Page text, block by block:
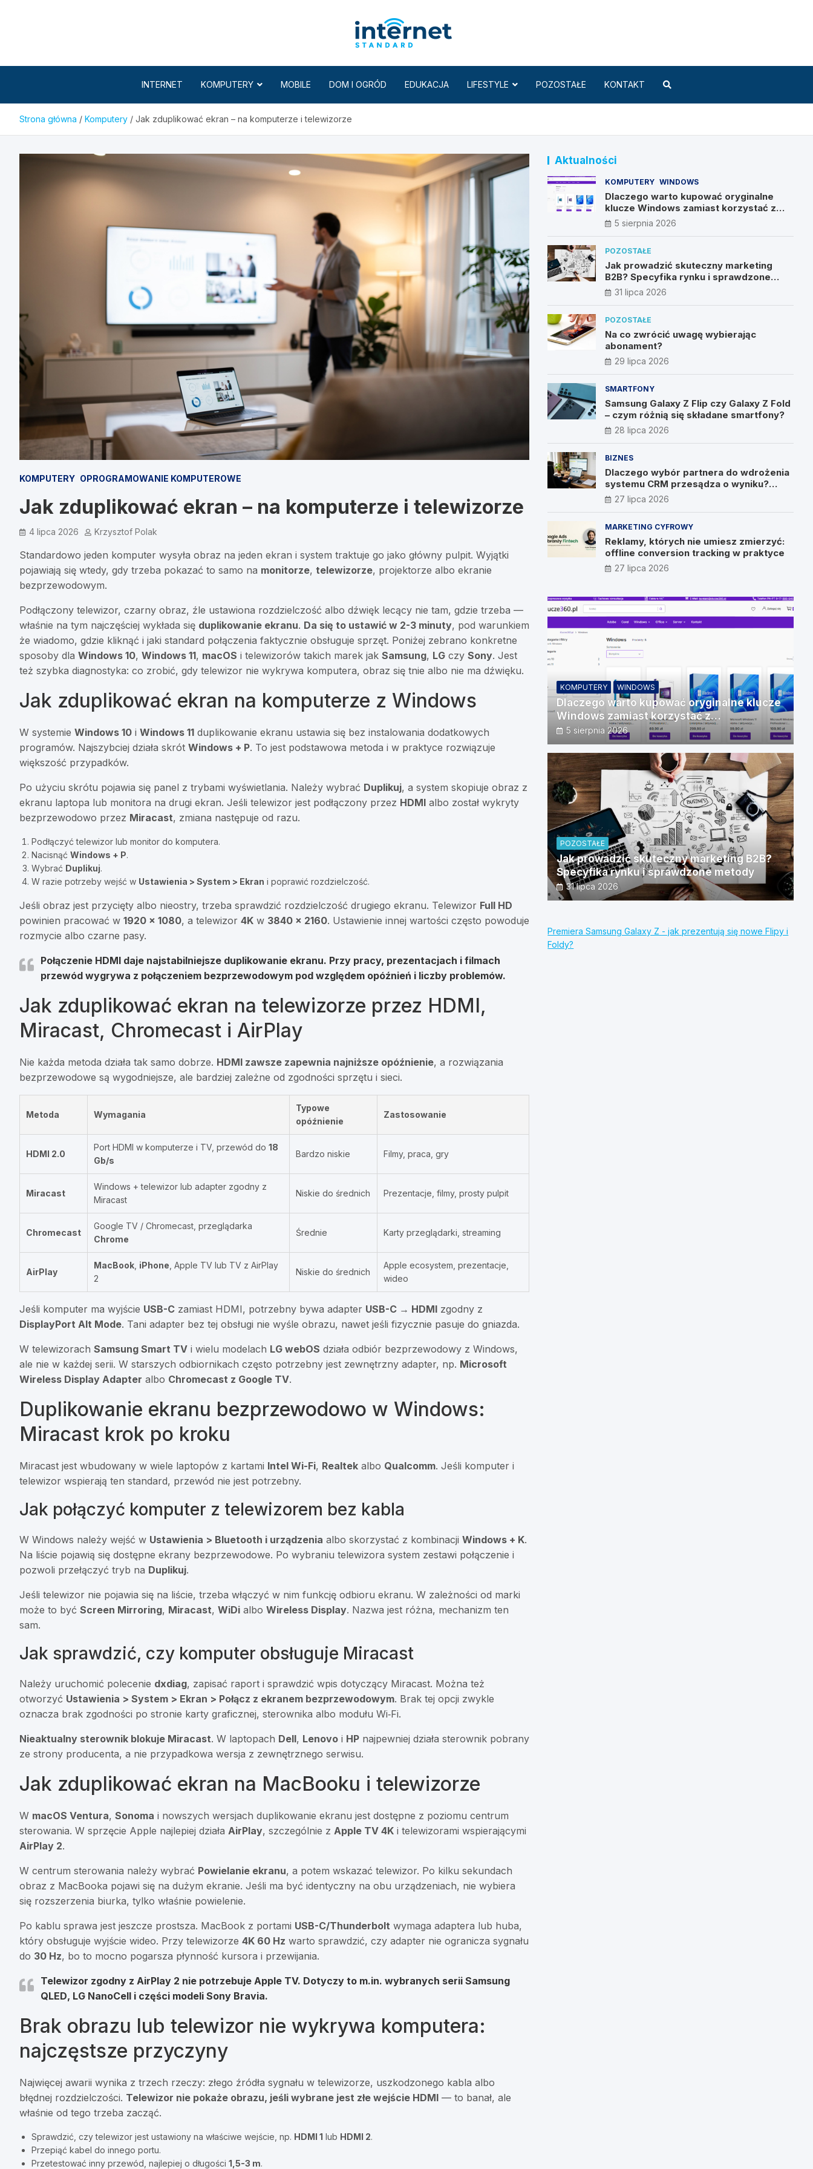
INTERNET KOMPUTERY MOBILE DOM I OGRÓD EDUKACJA LIFESTYLE POZOSTAŁE KONTAKT
Strona główna Komputery Jak zduplikować ekran – na komputerze i telewizorze
KOMPUTERY OPROGRAMOWANIE KOMPUTEROWE
Jak zduplikować ekran – na komputerze i telewizorze
4 lipca 2026 Krzysztof Polak
Standardowo jeden komputer wysyła obraz na jeden ekran i system traktuje go jako główny pulpit. Wyjątki
pojawiają się wtedy, gdy trzeba pokazać to samo na monitorze, telewizorze, projektorze albo ekranie
bezprzewodowym.
Podłączony telewizor, czarny obraz, źle ustawiona rozdzielczość albo dźwięk lecący nie tam, gdzie trzeba —
właśnie na tym najczęściej wykłada się duplikowanie ekranu. Da się to ustawić w 2-3 minuty, pod warunkiem
że wiadomo, gdzie kliknąć i jaki standard połączenia faktycznie obsługuje sprzęt. Poniżej zebrano konkretne
sposoby dla Windows 10, Windows 11, macOS i telewizorów takich marek jak Samsung, LG czy Sony. Jest
też szybka diagnostyka: co zrobić, gdy telewizor nie wykrywa komputera, obraz się tnie albo nie ma dźwięku.
Jak zduplikować ekran na komputerze z Windows
W systemie Windows 10 i Windows 11 duplikowanie ekranu ustawia się bez instalowania dodatkowych
programów. Najszybciej działa skrót Windows + P. To jest podstawowa metoda i w praktyce rozwiązuje
większość przypadków.
Po użyciu skrótu pojawia się panel z trybami wyświetlania. Należy wybrać Duplikuj, a system skopiuje obraz z
ekranu laptopa lub monitora na drugi ekran. Jeśli telewizor jest podłączony przez HDMI albo został wykryty
bezprzewodowo przez Miracast, zmiana następuje od razu.
Podłączyć telewizor lub monitor do komputera.
Nacisnąć Windows + P.
Wybrać Duplikuj.
W razie potrzeby wejść w Ustawienia > System > Ekran i poprawić rozdzielczość.
Jeśli obraz jest przycięty albo nieostry, trzeba sprawdzić rozdzielczość drugiego ekranu. Telewizor Full HD
powinien pracować w 1920 × 1080, a telewizor 4K w 3840 × 2160. Ustawienie innej wartości często powoduje
rozmycie albo czarne pasy.
Połączenie HDMI daje najstabilniejsze duplikowanie ekranu. Przy pracy, prezentacjach i filmach
przewód wygrywa z połączeniem bezprzewodowym pod względem opóźnień i liczby problemów.
Jak zduplikować ekran na telewizorze przez HDMI,
Miracast, Chromecast i AirPlay
Nie każda metoda działa tak samo dobrze. HDMI zawsze zapewnia najniższe opóźnienie, a rozwiązania
bezprzewodowe są wygodniejsze, ale bardziej zależne od zgodności sprzętu i sieci.
Metoda Wymagania
Typowe
opóźnienie
Zastosowanie
HDMI 2.0
Port HDMI w komputerze i TV, przewód do 18
Gb/s
Bardzo niskie Filmy, praca, gry
Miracast
Windows + telewizor lub adapter zgodny z
Miracast
Niskie do średnich Prezentacje, filmy, prosty pulpit
Chromecast
Google TV / Chromecast, przeglądarka
Chrome
Średnie Karty przeglądarki, streaming
AirPlay
MacBook, iPhone, Apple TV lub TV z AirPlay
2
Niskie do średnich
Apple ecosystem, prezentacje,
wideo
Jeśli komputer ma wyjście USB-C zamiast HDMI, potrzebny bywa adapter USB-C → HDMI zgodny z
DisplayPort Alt Mode. Tani adapter bez tej obsługi nie wyśle obrazu, nawet jeśli fizycznie pasuje do gniazda.
W telewizorach Samsung Smart TV i wielu modelach LG webOS działa odbiór bezprzewodowy z Windows,
ale nie w każdej serii. W starszych odbiornikach często potrzebny jest zewnętrzny adapter, np. Microsoft
Wireless Display Adapter albo Chromecast z Google TV.
Duplikowanie ekranu bezprzewodowo w Windows:
Miracast krok po kroku
Miracast jest wbudowany w wiele laptopów z kartami Intel Wi-Fi, Realtek albo Qualcomm. Jeśli komputer i
telewizor wspierają ten standard, przewód nie jest potrzebny.
Jak połączyć komputer z telewizorem bez kabla
W Windows należy wejść w Ustawienia > Bluetooth i urządzenia albo skorzystać z kombinacji Windows + K.
Na liście pojawią się dostępne ekrany bezprzewodowe. Po wybraniu telewizora system zestawi połączenie i
pozwoli przełączyć tryb na Duplikuj.
Jeśli telewizor nie pojawia się na liście, trzeba włączyć w nim funkcję odbioru ekranu. W zależności od marki
może to być Screen Mirroring, Miracast, WiDi albo Wireless Display. Nazwa jest różna, mechanizm ten
sam.
Jak sprawdzić, czy komputer obsługuje Miracast
Należy uruchomić polecenie dxdiag, zapisać raport i sprawdzić wpis dotyczący Miracast. Można też
otworzyć Ustawienia > System > Ekran > Połącz z ekranem bezprzewodowym. Brak tej opcji zwykle
oznacza brak zgodności po stronie karty graficznej, sterownika albo modułu Wi‑Fi.
Nieaktualny sterownik blokuje Miracast. W laptopach Dell, Lenovo i HP najpewniej działa sterownik pobrany
ze strony producenta, a nie przypadkowa wersja z zewnętrznego serwisu.
Jak zduplikować ekran na MacBooku i telewizorze
W macOS Ventura, Sonoma i nowszych wersjach duplikowanie ekranu jest dostępne z poziomu centrum
sterowania. W sprzęcie Apple najlepiej działa AirPlay, szczególnie z Apple TV 4K i telewizorami wspierającymi
AirPlay 2.
W centrum sterowania należy wybrać Powielanie ekranu, a potem wskazać telewizor. Po kilku sekundach
obraz z MacBooka pojawi się na dużym ekranie. Jeśli ma być identyczny na obu urządzeniach, nie wybiera
się rozszerzenia biurka, tylko właśnie powielenie.
Po kablu sprawa jest jeszcze prostsza. MacBook z portami USB-C/Thunderbolt wymaga adaptera lub huba,
który obsługuje wyjście wideo. Przy telewizorze 4K 60 Hz warto sprawdzić, czy adapter nie ogranicza sygnału
do 30 Hz, bo to mocno pogarsza płynność kursora i przewijania.
Telewizor zgodny z AirPlay 2 nie potrzebuje Apple TV. Dotyczy to m.in. wybranych serii Samsung
QLED, LG NanoCell i części modeli Sony Bravia.
Brak obrazu lub telewizor nie wykrywa komputera:
najczęstsze przyczyny
Najwięcej awarii wynika z trzech rzeczy: złego źródła sygnału w telewizorze, uszkodzonego kabla albo
błędnej rozdzielczości. Telewizor nie pokaże obrazu, jeśli wybrane jest złe wejście HDMI — to banał, ale
właśnie od tego trzeba zacząć.
Sprawdzić, czy telewizor jest ustawiony na właściwe wejście, np. HDMI 1 lub HDMI 2.
Przepiąć kabel do innego portu.
Przetestować inny przewód, najlepiej o długości 1,5-3 m.
Aktualności
KOMPUTERY WINDOWS
Dlaczego warto kupować oryginalne
klucze Windows zamiast korzystać z
nieautoryzowanych źródeł?
5 sierpnia 2026
POZOSTAŁE
Jak prowadzić skuteczny marketing
B2B? Specyfika rynku i sprawdzone
metody
31 lipca 2026
POZOSTAŁE
Na co zwrócić uwagę wybierając
abonament?
29 lipca 2026
SMARTFONY
Samsung Galaxy Z Flip czy Galaxy Z Fold
– czym różnią się składane smartfony?
28 lipca 2026
BIZNES
Dlaczego wybór partnera do wdrożenia
systemu CRM przesądza o wyniku?
Wywiad z Pawłem Prymakowskim, CEO
IT Vision
27 lipca 2026
MARKETING CYFROWY
Reklamy, których nie umiesz zmierzyć:
offline conversion tracking w praktyce
27 lipca 2026
KOMPUTERY WINDOWS
Dlaczego warto kupować oryginalne klucze
Windows zamiast korzystać z
nieautoryzowanych źródeł?
5 sierpnia 2026
POZOSTAŁE
Jak prowadzić skuteczny marketing B2B?
Specyfika rynku i sprawdzone metody
31 lipca 2026
Premiera Samsung Galaxy Z - jak prezentują się nowe Flipy i
Foldy?